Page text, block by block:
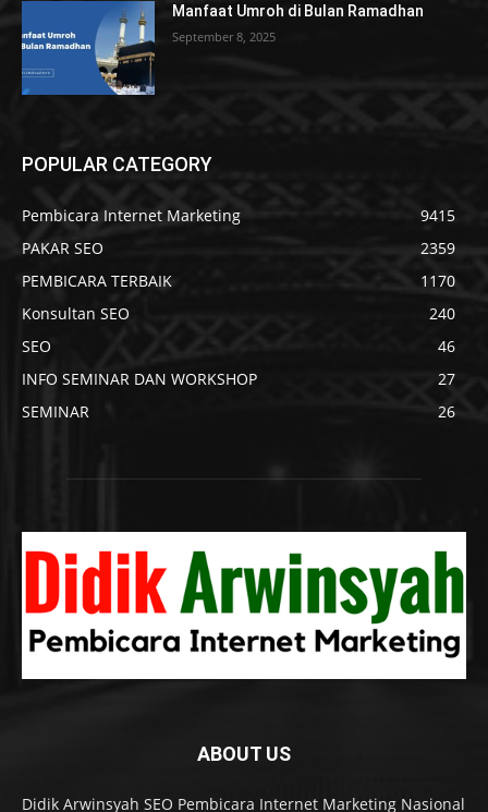
Manfaat Umroh di Bulan Ramadhan
September 8, 2025
POPULAR CATEGORY
Pembicara Internet Marketing
9415
PAKAR SEO
2359
PEMBICARA TERBAIK
1170
Konsultan SEO
240
SEO
46
INFO SEMINAR DAN WORKSHOP
27
SEMINAR
26
ABOUT US
Didik Arwinsyah SEO Pembicara Internet Marketing Nasional